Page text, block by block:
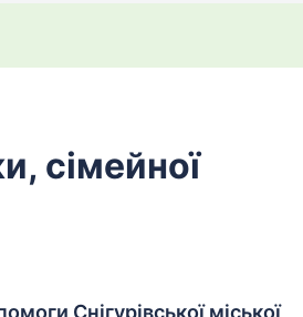
сімейної
Снігурівської міської